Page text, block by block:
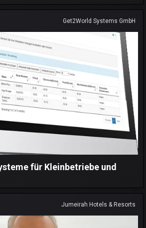
Get2World Systems GmbH
für Kleinbetriebe und
Jumeirah Hotels & Resorts